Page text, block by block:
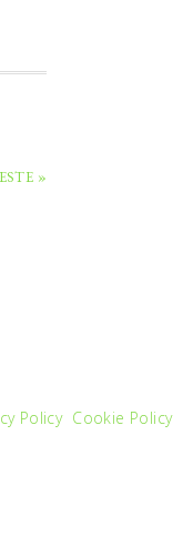
»
Policy Cookie Policy